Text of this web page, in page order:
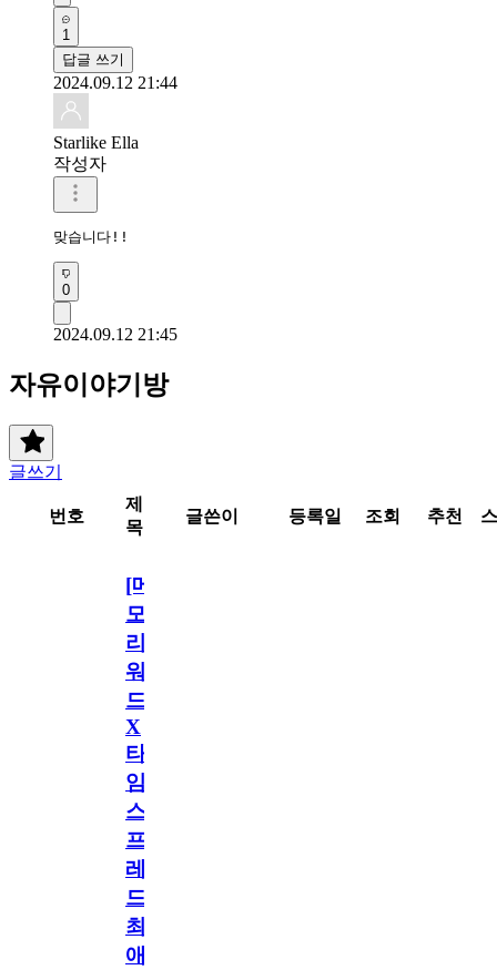
1
답글 쓰기
2024.09.12 21:44
Starlike Ella
작성자
맞습니다!!
0
2024.09.12 21:45
자유이야기방
글쓰기
번호
제
목
글쓴이 등록일 조회 추천
[메
모
리
워
드
X
타
임
스
프
레
드]
최
애